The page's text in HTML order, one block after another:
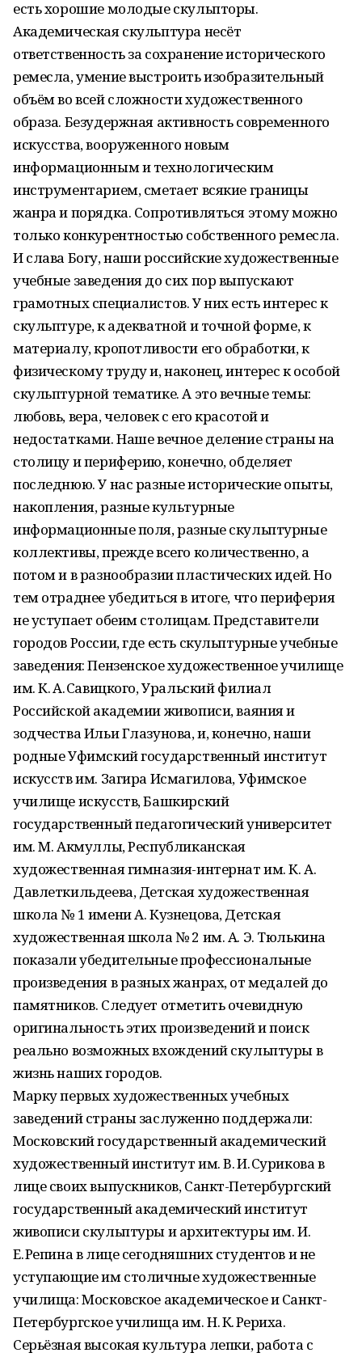
есть хорошие молодые скульпторы.
Академическая скульптура несёт
ответственность за сохранение исторического
ремесла, умение выстроить изобразительный
объём во всей сложности художественного
образа. Безудержная активность современного
искусства, вооруженного новым
информационным и технологическим
инструментарием, сметает всякие границы
жанра и порядка. Сопротивляться этому можно
только конкурентностью собственного ремесла.
И слава Богу, наши российские художественные
учебные заведения до сих пор выпускают
грамотных специалистов. У них есть интерес к
скульптуре, к адекватной и точной форме, к
материалу, кропотливости его обработки, к
физическому труду и, наконец, интерес к особой
скульптурной тематике. А это вечные темы:
любовь, вера, человек с его красотой и
недостатками. Наше вечное деление страны на
столицу и периферию, конечно, обделяет
последнюю. У нас разные исторические опыты,
накопления, разные культурные
информационные поля, разные скульптурные
коллективы, прежде всего количественно, а
потом и в разнообразии пластических идей. Но
тем отраднее убедиться в итоге, что периферия
не уступает обеим столицам. Представители
городов России, где есть скульптурные учебные
заведения: Пензенское художественное училище
им. К. А. Савицкого, Уральский филиал
Российской академии живописи, ваяния и
зодчества Ильи Глазунова, и, конечно, наши
родные Уфимский государственный институт
искусств им. Загира Исмагилова, Уфимское
училище искусств, Башкирский
государственный педагогический университет
им. М. Акмуллы, Республиканская
художественная гимназия-интернат им. К. А.
Давлеткильдеева, Детская художественная
школа № 1 имени А. Кузнецова, Детская
художественная школа № 2 им. А. Э. Тюлькина
показали убедительные профессиональные
произведения в разных жанрах, от медалей до
памятников. Следует отметить очевидную
оригинальность этих произведений и поиск
реально возможных вхождений скульптуры в
жизнь наших городов.
Марку первых художественных учебных
заведений страны заслуженно поддержали:
Московский государственный академический
художественный институт им. В. И. Сурикова в
лице своих выпускников, Санкт-Петербургский
государственный академический институт
живописи скульптуры и архитектуры им. И.
Е. Репина в лице сегодняшних студентов и не
уступающие им столичные художественные
училища: Московское академическое и Санкт-
Петербургское училища им. Н. К. Рериха.
Серьёзная высокая культура лепки, работа с